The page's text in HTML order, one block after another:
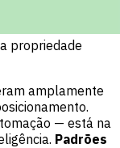
propriedade
amplamente
— está na
Padrões